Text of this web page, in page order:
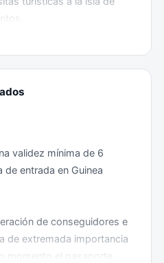
en Guinea
un claro deterioro a lo largo
particular en las ciudades
común. Conviene
lugares de ocio. Se viene
los últimos meses un
ciudadana en ciudades
por las noches, por
la prudencia.
validez mínima de 6
entrada en Guinea
de conseguidores e
de extremada importancia
momento el pasaporte